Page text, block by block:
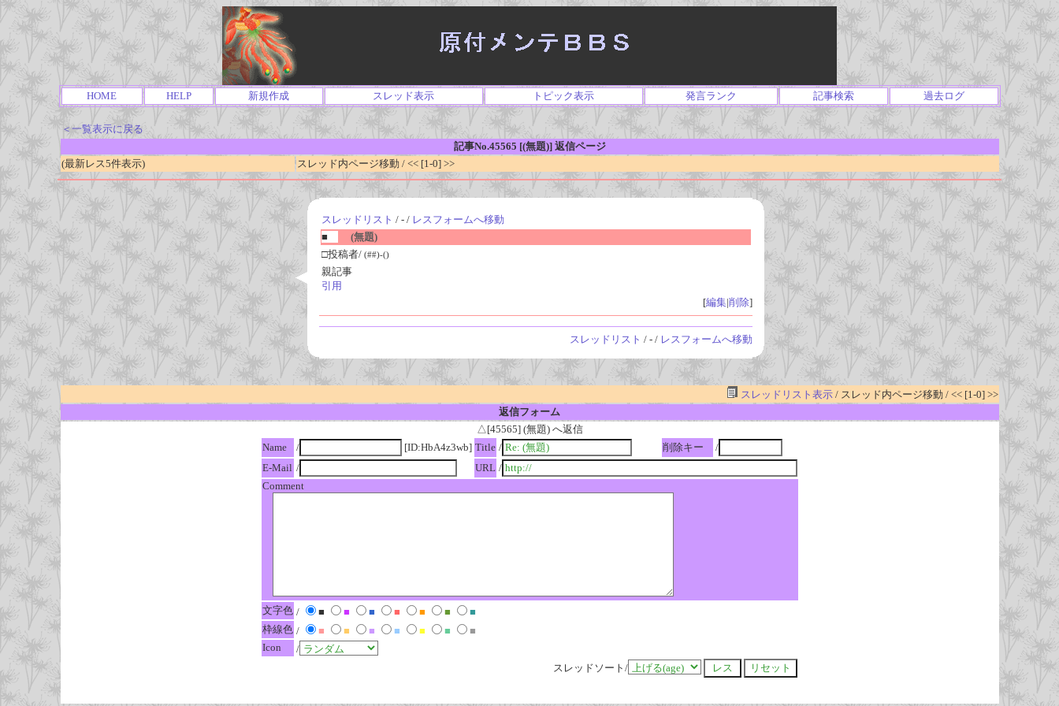
HOME HELP 新規作成 スレッド表示 トピック表示 発言ランク 記事検索 過去ログ
＜一覧表示に戻る
記事No.45565 [(無題)] 返信ページ
(最新レス5件表示)
スレッド内ページ移動 / << [1-0] >>
スレッドリスト / - / レスフォームへ移動
■
(無題)
□投稿者/ (##)-()
親記事
引用
[編集|削除]
スレッドリスト / - / レスフォームへ移動
スレッドリスト表示/ スレッド内ページ移動 / << [1-0] >>
返信フォーム
△[45565] (無題) へ返信
Name
/ [ID:HbA4z3wb] Title / 削除キー
/
E-Mail / URL /
Comment
文字色 / ■ ■ ■ ■ ■ ■
■
枠線色 / ■ ■ ■ ■ ■ ■
■
Icon
/
スレッドソート/